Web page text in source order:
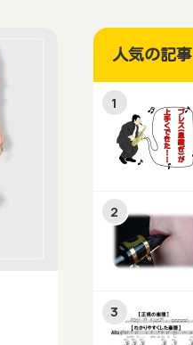
人気の記事